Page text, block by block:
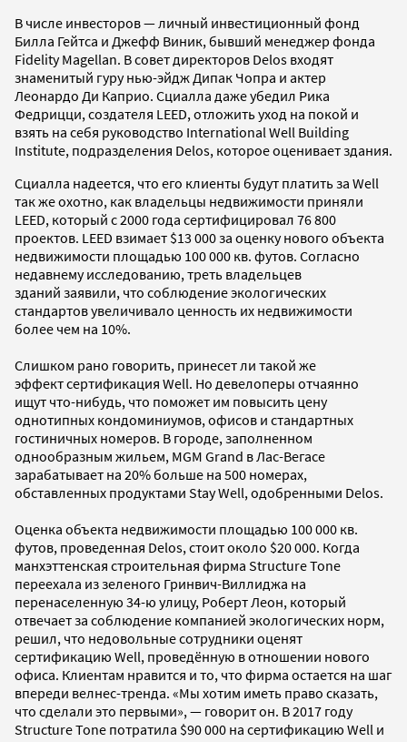
В числе инвесторов — личный инвестиционный фонд
Билла Гейтса и Джефф Виник, бывший менеджер фонда
Fidelity Magellan. В совет директоров Delos входят
знаменитый гуру нью-эйдж Дипак Чопра и актер
Леонардо Ди Каприо. Сциалла даже убедил Рика
Федрицци, создателя LEED, отложить уход на покой и
взять на себя руководство International Well Building
Institute, подразделения Delos, которое оценивает здания.
Сциалла надеется, что его клиенты будут платить за Well
так же охотно, как владельцы недвижимости приняли
LEED, который с 2000 года сертифицировал 76 800
проектов. LEED взимает $13 000 за оценку нового объекта
недвижимости площадью 100 000 кв. футов. Согласно
недавнему исследованию, треть владельцев
зданий заявили, что соблюдение экологических
стандартов увеличивало ценность их недвижимости
более чем на 10%.
Слишком рано говорить, принесет ли такой же
эффект сертификация Well. Но девелоперы отчаянно
ищут что-нибудь, что поможет им повысить цену
однотипных кондоминиумов, офисов и стандартных
гостиничных номеров. В городе, заполненном
однообразным жильем, MGM Grand в Лас-Вегасе
зарабатывает на 20% больше на 500 номерах,
обставленных продуктами Stay Well, одобренными Delos.
Оценка объекта недвижимости площадью 100 000 кв.
футов, проведенная Delos, стоит около $20 000. Когда
манхэттенская строительная фирма Structure Tone
переехала из зеленого Гринвич-Виллиджа на
перенаселенную 34-ю улицу, Роберт Леон, который
отвечает за соблюдение компанией экологических норм,
решил, что недовольные сотрудники оценят
сертификацию Well, проведённую в отношении нового
офиса. Клиентам нравится и то, что фирма остается на шаг
впереди велнес-тренда. «Мы хотим иметь право сказать,
что сделали это первыми», — говорит он. В 2017 году
Structure Tone потратила $90 000 на сертификацию Well и